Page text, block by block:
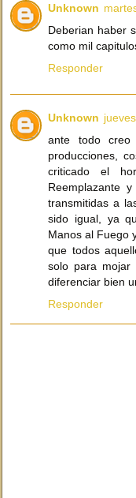
Unknown
Deberian haber
como mil
Responder
Unknown
ante todo creo
producciones,
criticado el
Reemplazante
transmitidas a
sido igual, ya
Manos al Fuego
que todos
solo para
diferenciar bien
Responder